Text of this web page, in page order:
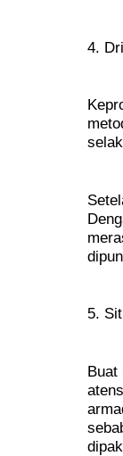
4.
5.
Buat